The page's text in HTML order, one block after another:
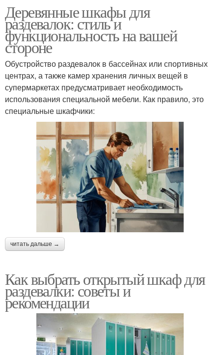
Деревянные шкафы для
раздевалок: стиль и
функциональность на вашей
стороне
Обустройство раздевалок в бассейнах или спортивных
центрах, а также камер хранения личных вещей в
супермаркетах предусматривает необходимость
использования специальной мебели. Как правило, это
специальные шкафчики:
читать дальше →
Как выбрать открытый шкаф для
раздевалки: советы и
рекомендации